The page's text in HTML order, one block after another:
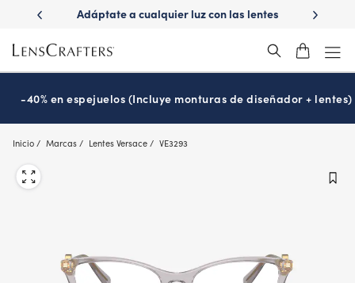
main
content
con
Adáptate a cualquier luz con las lentes
¿Es
-40% en espejuelos (Incluye monturas de diseñador + lentes)
Inicio Marcas Lentes Versace VE3293